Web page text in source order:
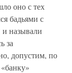
оно с тех
бадьями с
называли
за
допустим, по